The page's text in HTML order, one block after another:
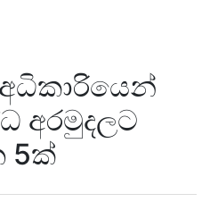
අධිකාරියෙන්
අරමුදලට
5ක්